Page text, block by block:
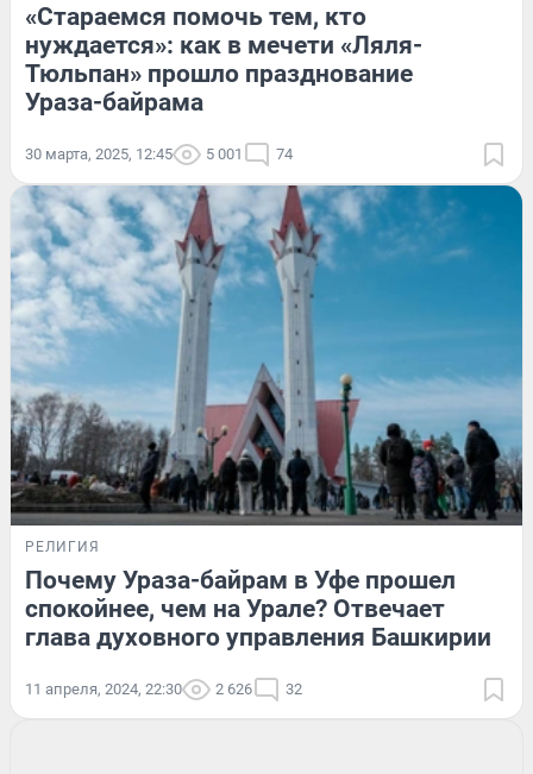
«Стараемся помочь тем, кто
нуждается»: как в мечети «Ляля-
Тюльпан» прошло празднование
Ураза-байрама
30 марта, 2025, 12:45 5 001 74
РЕЛИГИЯ
Почему Ураза-байрам в Уфе прошел
спокойнее, чем на Урале? Отвечает
глава духовного управления Башкирии
11 апреля, 2024, 22:30 2 626 32